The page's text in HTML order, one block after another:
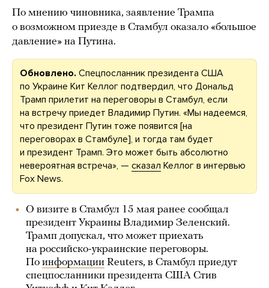
По мнению чиновника, заявление Трампа
о возможном приезде в Стамбул оказало «большое
давление» на Путина.
Обновлено. Спецпосланник президента США
по Украине Кит Келлог подтвердил, что Дональд
Трамп прилетит на переговоры в Стамбул, если
на встречу приедет Владимир Путин. «Мы надеемся,
что президент Путин тоже появится [на
переговорах в Стамбуле], и тогда там будет
и президент Трамп. Это может быть абсолютно
невероятная встреча», — сказал Келлог в интервью
Fox News.
О визите в Стамбул 15 мая ранее сообщал
президент Украины Владимир Зеленский.
Трамп допускал, что может приехать
на российско-украинские переговоры.
По информации Reuters, в Стамбул приедут
спецпосланники президента США Стив